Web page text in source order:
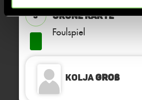
3' GRÜNE KARTE
Foulspiel
KoljaGroß